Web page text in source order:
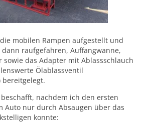
mobilen Rampen aufgestellt und
raufgefahren, Auffangwanne,
das Adapter mit Ablassschlauch
Ölablassventil
bereitgelegt.
nachdem ich den ersten
Auto nur durch Absaugen über das
konnte: